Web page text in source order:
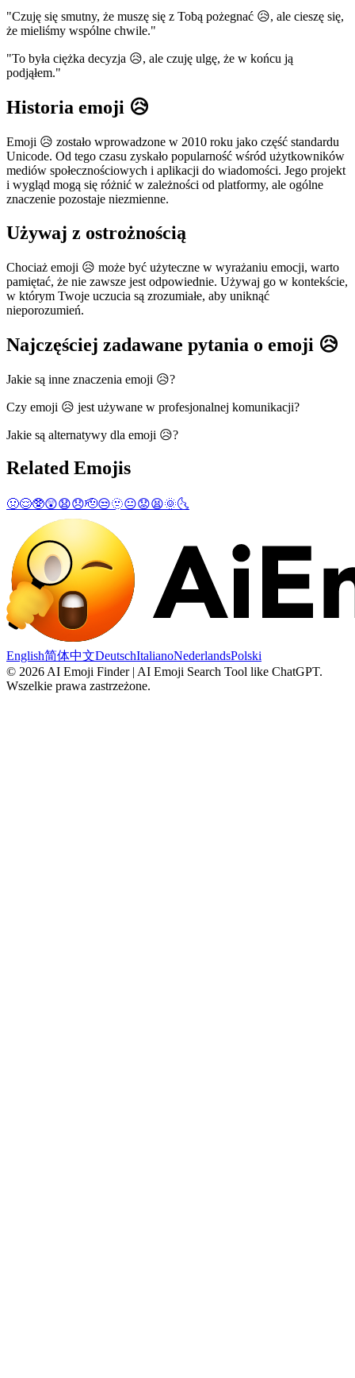
"Czuję się smutny, że muszę się z Tobą pożegnać 😥, ale cieszę się,
że mieliśmy wspólne chwile."
"To była ciężka decyzja 😥, ale czuję ulgę, że w końcu ją
podjąłem."
Historia emoji 😥
Emoji 😥 zostało wprowadzone w 2010 roku jako część standardu
Unicode. Od tego czasu zyskało popularność wśród użytkowników
mediów społecznościowych i aplikacji do wiadomości. Jego projekt
i wygląd mogą się różnić w zależności od platformy, ale ogólne
znaczenie pozostaje niezmienne.
Używaj z ostrożnością
Chociaż emoji 😥 może być użyteczne w wyrażaniu emocji, warto
pamiętać, że nie zawsze jest odpowiednie. Używaj go w kontekście,
w którym Twoje uczucia są zrozumiałe, aby uniknąć
nieporozumień.
Najczęściej zadawane pytania o emoji 😥
Jakie są inne znaczenia emoji 😥?
Czy emoji 😥 jest używane w profesjonalnej komunikacji?
Jakie są alternatywy dla emoji 😥?
Related Emojis
🤢😌🥸😲😧😞🫡😒🫥😐😟😫🌞🌜
English简体中文DeutschItalianoNederlandsPolski
© 2026 AI Emoji Finder | AI Emoji Search Tool like ChatGPT.
Wszelkie prawa zastrzeżone.